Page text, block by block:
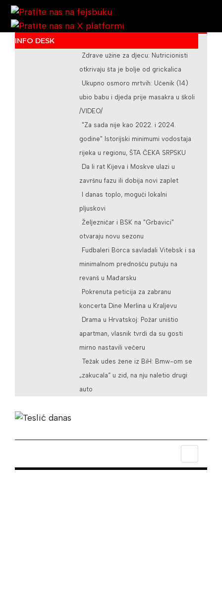
/teslicdanas@gmail.com
INFO DESK
Zdrave užine za djecu: Nutricionisti
otkrivaju šta je bolje od grickalica
Ukupno osmoro mrtvih: Učenik (14)
ubio babu i djeda prije masakra u školi
/VIDEO/
"Za sada nije kao 2022. i 2024.
godine" Istorijski minimumi vodostaja
rijeka u regionu, ŠTA ČEKA SRPSKU
Da li rat Kijeva i Moskve ulazi u
završnu fazu ili dobija novi zaplet
I danas toplo, mogući lokalni
pljuskovi
Željezničar i BSK na "Grbavici"
otvaraju novu sezonu
Fudbaleri Borca savladali Vitebsk i sa
minimalnom prednošću putuju na
revanš u Mađarsku
Pokrenuta peticija za zabranu
koncerta Dine Merlina u Kraljevu
Drama u Hrvatskoj: Požar uništio
apartman, vlasnik tvrdi da su gosti
mirno nastavili večeru
Težak udes žene iz BiH: Bmw-om se
„zakucala“ u zid, na nju naletio drugi
auto